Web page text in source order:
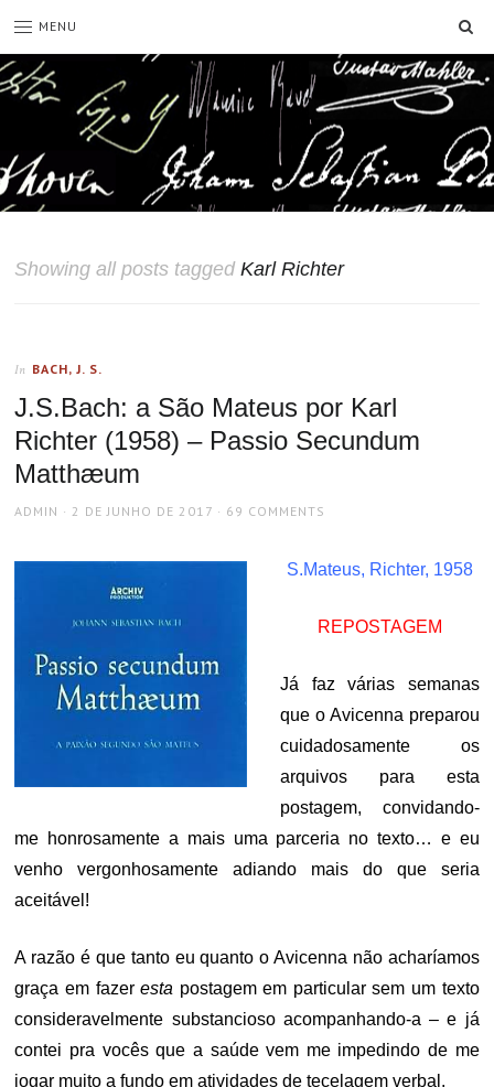
MENU
Showing all posts taggedKarl Richter
In BACH, J. S.
J.S.Bach: a São Mateus por Karl
Richter (1958) – Passio Secundum
Matthæum
AUTHOR
ADMIN
POSTED
2 DE JUNHO DE 2017 69 COMMENTS
S.Mateus, Richter, 1958
REPOSTAGEM
Já faz várias semanas
que o Avicenna preparou
cuidadosamente os
arquivos para esta
postagem, convidando-
me honrosamente a mais uma parceria no texto… e eu
venho vergonhosamente adiando mais do que seria
aceitável!
A razão é que tanto eu quanto o Avicenna não acharíamos
graça em fazeresta postagem em particular sem um texto
consideravelmente substancioso acompanhando-a – e já
contei pra vocês que a saúde vem me impedindo de me
jogar muito a fundo em atividades de tecelagem verbal.